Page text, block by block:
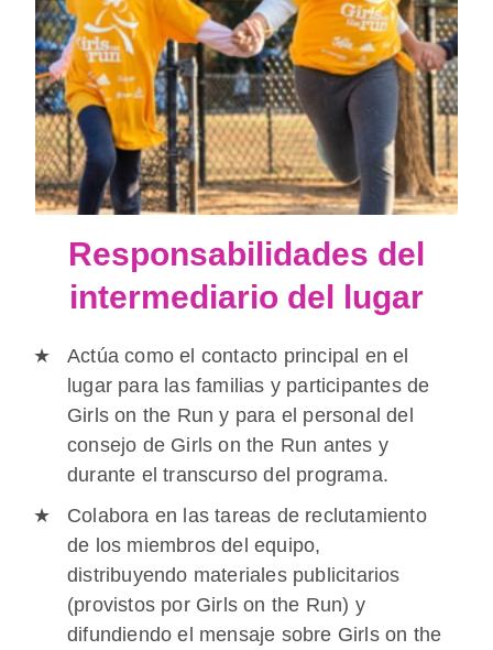
Responsabilidades del
intermediario del lugar
Actúa como el contacto principal en el
lugar para las familias y participantes de
Girls on the Run y para el personal del
consejo de Girls on the Run antes y
durante el transcurso del programa.
Colabora en las tareas de reclutamiento
de los miembros del equipo,
distribuyendo materiales publicitarios
(provistos por Girls on the Run) y
difundiendo el mensaje sobre Girls on the